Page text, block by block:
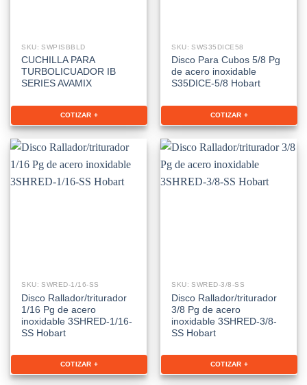
SKU: SWPISBBLD
CUCHILLA PARA
TURBOLICUADOR IB
SERIES AVAMIX
COTIZAR +
SKU: SWS35DICE58
Disco Para Cubos 5/8 Pg
de acero inoxidable
S35DICE-5/8 Hobart
COTIZAR +
SKU: SWRED-1/16-SS
Disco Rallador/triturador
1/16 Pg de acero
inoxidable 3SHRED-1/16-
SS Hobart
COTIZAR +
SKU: SWRED-3/8-SS
Disco Rallador/triturador
3/8 Pg de acero
inoxidable 3SHRED-3/8-
SS Hobart
COTIZAR +